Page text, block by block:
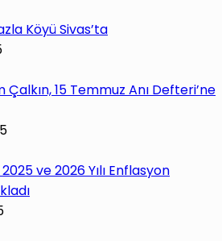
Köyü Sivas’ta
15 Temmuz Anı Defteri’ne
ve 2026 Yılı Enflasyon